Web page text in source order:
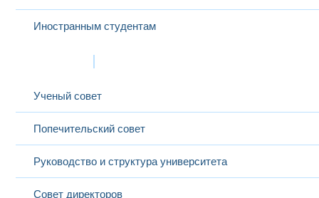
Иностранным студентам
Ученый совет
Попечительский совет
Руководство и структура университета
Совет директоров